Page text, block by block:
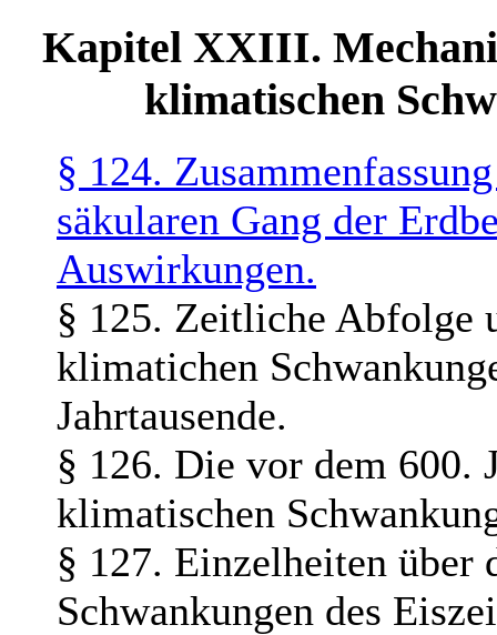
Kapitel XXIII.
klimatischen
§ 124.
säkularen Gang der
Auswirkungen.
§ 125. Zeitliche Abfolge
klimatichen
Jahrtausende.
§ 126. Die vor dem 600.
klimatischen
§ 127. Einzelheiten über
Schwankungen des